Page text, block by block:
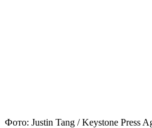
Фото: Justin Tang / Keystone Press